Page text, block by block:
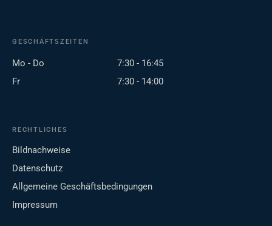
GESCHÄFTSZEITEN
Mo - Do
7:30 - 16:45
Fr
7:30 - 14:00
RECHTLICHES
Bildnachweise
Datenschutz
Allgemeine Geschäftsbedingungen
Impressum